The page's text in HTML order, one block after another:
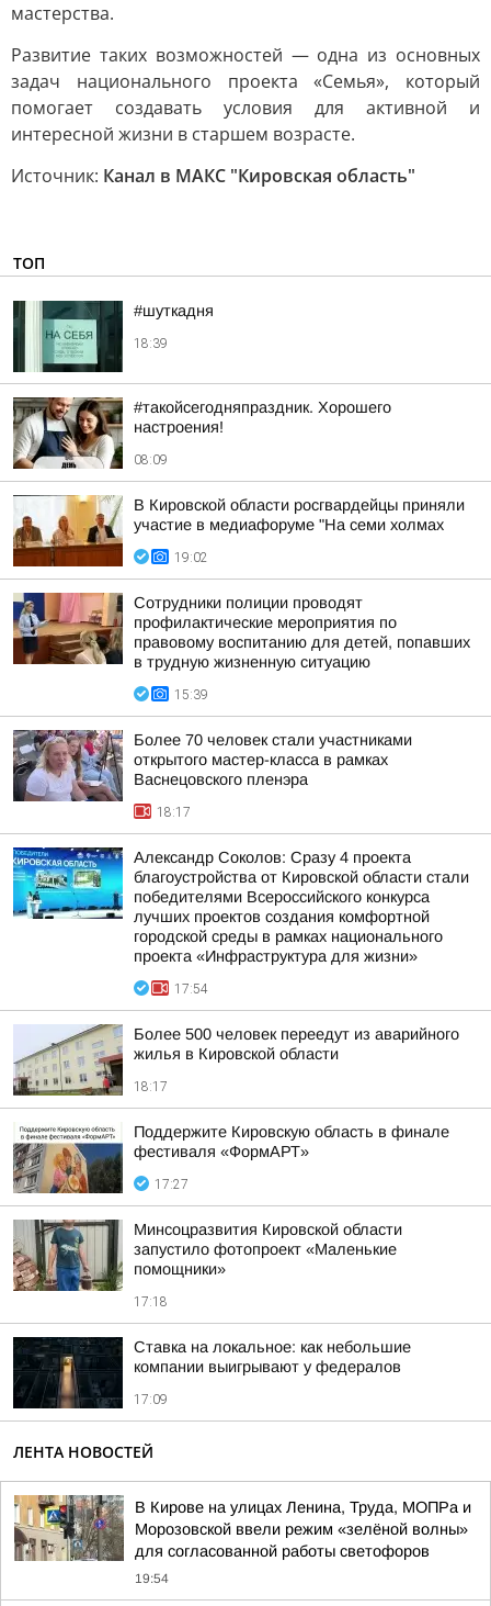
мастерства.
Развитие таких возможностей — одна из основных
задач национального проекта «Семья», который
помогает создавать условия для активной и
интересной жизни в старшем возрасте.
Источник: Канал в МАКС "Кировская область"
ТОП
#шуткадня
18:39
#такойсегодняпраздник. Хорошего
настроения!
08:09
В Кировской области росгвардейцы приняли
участие в медиафоруме "На семи холмах
19:02
Сотрудники полиции проводят
профилактические мероприятия по
правовому воспитанию для детей, попавших
в трудную жизненную ситуацию
15:39
Более 70 человек стали участниками
открытого мастер-класса в рамках
Васнецовского пленэра
18:17
Александр Соколов: Сразу 4 проекта
благоустройства от Кировской области стали
победителями Всероссийского конкурса
лучших проектов создания комфортной
городской среды в рамках национального
проекта «Инфраструктура для жизни»
17:54
Более 500 человек переедут из аварийного
жилья в Кировской области
18:17
Поддержите Кировскую область в финале
фестиваля «ФормАРТ»
17:27
Минсоцразвития Кировской области
запустило фотопроект «Маленькие
помощники»
17:18
Ставка на локальное: как небольшие
компании выигрывают у федералов
17:09
ЛЕНТА НОВОСТЕЙ
В Кирове на улицах Ленина, Труда, МОПРа и
Морозовской ввели режим «зелёной волны»
для согласованной работы светофоров
19:54